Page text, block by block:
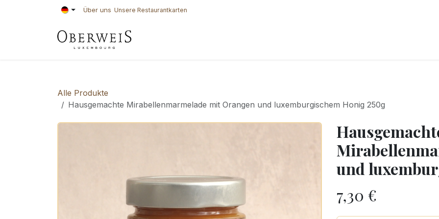
Zum Inhalt springen Über uns Unsere Restaurantkarten
Alle Produkte
Hausgemachte Mirabellenmarmelade mit Orangen und luxemburgischem Honig 250g
und
7,30 €